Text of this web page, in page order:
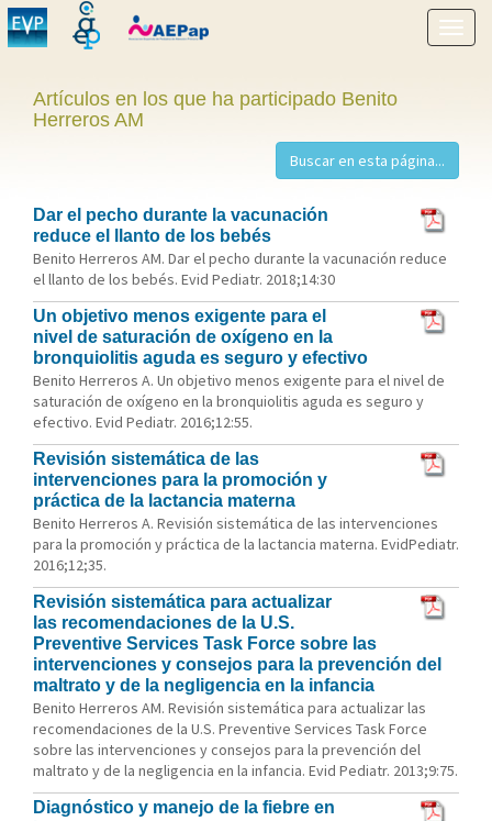
menú
Artículos en los que ha participado Benito
Herreros AM
Dar el pecho durante la vacunación
reduce el llanto de los bebés
Benito Herreros AM. Dar el pecho durante la vacunación reduce
el llanto de los bebés. Evid Pediatr. 2018;14:30
Un objetivo menos exigente para el
nivel de saturación de oxígeno en la
bronquiolitis aguda es seguro y efectivo
Benito Herreros A. Un objetivo menos exigente para el nivel de
saturación de oxígeno en la bronquiolitis aguda es seguro y
efectivo. Evid Pediatr. 2016;12:55.
Revisión sistemática de las
intervenciones para la promoción y
práctica de la lactancia materna
Benito Herreros A. Revisión sistemática de las intervenciones
para la promoción y práctica de la lactancia materna. EvidPediatr.
2016;12;35.
Revisión sistemática para actualizar
las recomendaciones de la U.S.
Preventive Services Task Force sobre las
intervenciones y consejos para la prevención del
maltrato y de la negligencia en la infancia
Benito Herreros AM. Revisión sistemática para actualizar las
recomendaciones de la U.S. Preventive Services Task Force
sobre las intervenciones y consejos para la prevención del
maltrato y de la negligencia en la infancia. Evid Pediatr. 2013;9:75.
Diagnóstico y manejo de la fiebre en